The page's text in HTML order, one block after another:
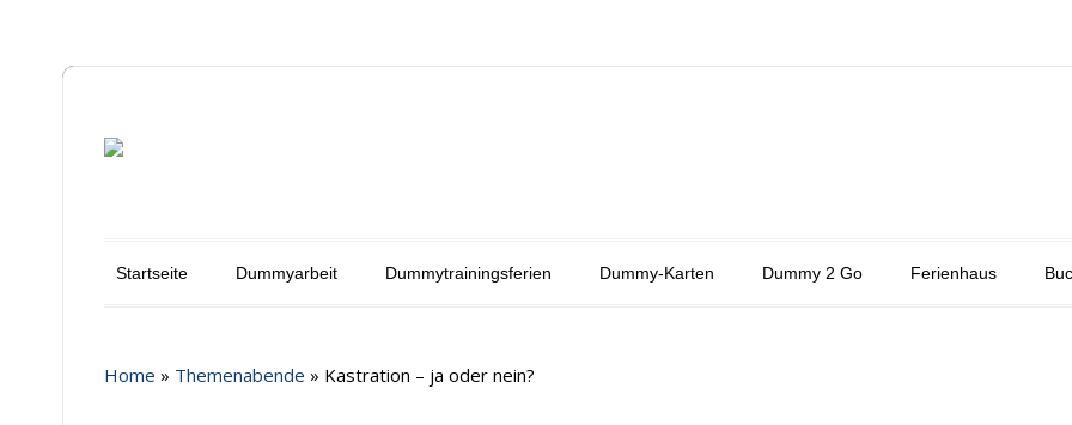
Startseite Dummyarbeit Dummytrainingsferien Dummy-Karten Dummy 2 Go Ferienhaus
Home » Themenabende » Kastration – ja oder nein?